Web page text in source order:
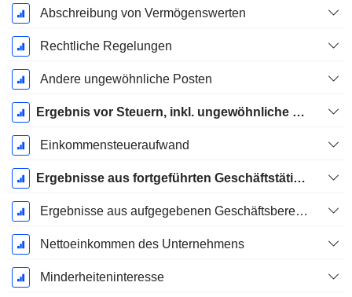
Abschreibung von Vermögenswerten
Rechtliche Regelungen
Andere ungewöhnliche Posten
Ergebnis vor Steuern, inkl. ungewöhnliche Posten
Einkommensteueraufwand
Ergebnisse aus fortgeführten Geschäftstätigkeiten
Ergebnisse aus aufgegebenen Geschäftsbereichen
Nettoeinkommen des Unternehmens
Minderheiteninteresse